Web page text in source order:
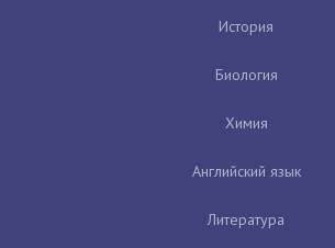
История
Биология
Химия
Английский язык
Литература